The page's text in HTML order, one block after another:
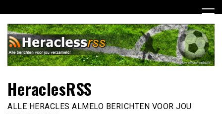
naar
inhoud
HeraclesRSS
ALLE HERACLES ALMELO BERICHTEN VOOR JOU